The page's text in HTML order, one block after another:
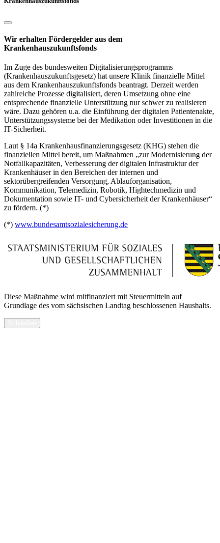
Wir erhalten Fördergelder aus dem
Krankenhauszukunftsfonds
Im Zuge des bundesweiten Digitalisierungsprogramms
(Krankenhauszukunftsgesetz) hat unsere Klinik finanzielle Mittel
aus dem Krankenhauszukunftsfonds beantragt. Derzeit werden
zahlreiche Prozesse digitalisiert, deren Umsetzung ohne eine
entsprechende finanzielle Unterstützung nur schwer zu realisieren
wäre. Dazu gehören u.a. die Einführung der digitalen Patientenakte,
Unterstützungssysteme bei der Medikation oder Investitionen in die
IT-Sicherheit.
Laut § 14a Krankenhausfinanzierungsgesetz (KHG) stehen die
finanziellen Mittel bereit, um Maßnahmen „zur Modernisierung der
Notfallkapazitäten, Verbesserung der digitalen Infrastruktur der
Krankenhäuser in den Bereichen der internen und
sektorübergreifenden Versorgung, Ablauforganisation,
Kommunikation, Telemedizin, Robotik, Hightechmedizin und
Dokumentation sowie IT- und Cybersicherheit der Krankenhäuser“
zu fördern. (*)
(*) www.bundesamtsozialesicherung.de
Diese Maßnahme wird mitfinanziert mit Steuermitteln auf
Grundlage des vom sächsischen Landtag beschlossenen Haushalts.